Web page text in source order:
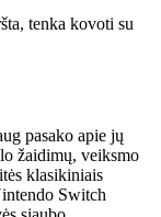
tenka kovoti su
pasako apie jų
žaidimų, veiksmo
klasikiniais
Switch